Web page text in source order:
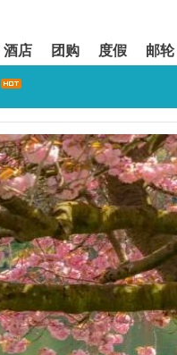
酒店 团购 度假 邮轮